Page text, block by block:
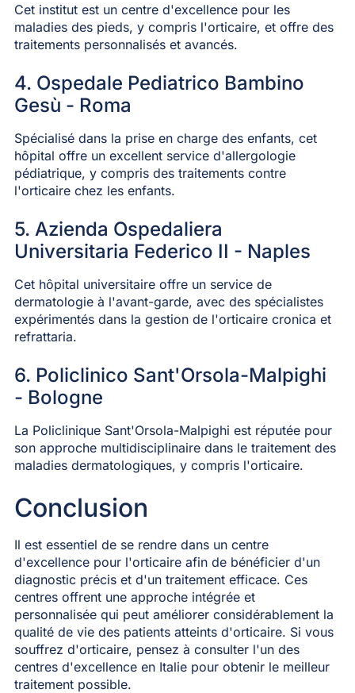
Cet institut est un centre d'excellence pour les
maladies des pieds, y compris l'orticaire, et offre des
traitements personnalisés et avancés.
4. Ospedale Pediatrico Bambino
Gesù - Roma
Spécialisé dans la prise en charge des enfants, cet
hôpital offre un excellent service d'allergologie
pédiatrique, y compris des traitements contre
l'orticaire chez les enfants.
5. Azienda Ospedaliera
Universitaria Federico II - Naples
Cet hôpital universitaire offre un service de
dermatologie à l'avant-garde, avec des spécialistes
expérimentés dans la gestion de l'orticaire cronica et
refrattaria.
6. Policlinico Sant'Orsola-Malpighi
- Bologne
La Policlinique Sant'Orsola-Malpighi est réputée pour
son approche multidisciplinaire dans le traitement des
maladies dermatologiques, y compris l'orticaire.
Conclusion
Il est essentiel de se rendre dans un centre
d'excellence pour l'orticaire afin de bénéficier d'un
diagnostic précis et d'un traitement efficace. Ces
centres offrent une approche intégrée et
personnalisée qui peut améliorer considérablement la
qualité de vie des patients atteints d'orticaire. Si vous
souffrez d'orticaire, pensez à consulter l'un des
centres d'excellence en Italie pour obtenir le meilleur
traitement possible.